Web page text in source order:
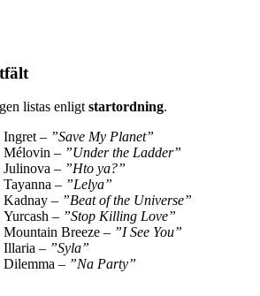
listas enligt startordning.
Ingret – ”Save My Planet”
Mélovin – ”Under the Ladder”
Julinova – ”Hto ya?”
Tayanna – ”Lelya”
Kadnay – ”Beat of the Universe”
Yurcash – ”Stop Killing Love”
Mountain Breeze – ”I See You”
Illaria – ”Syla”
Dilemma – ”Na Party”